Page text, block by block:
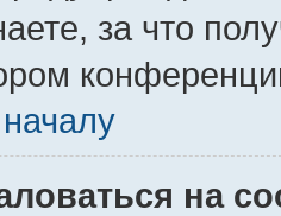
за что
на